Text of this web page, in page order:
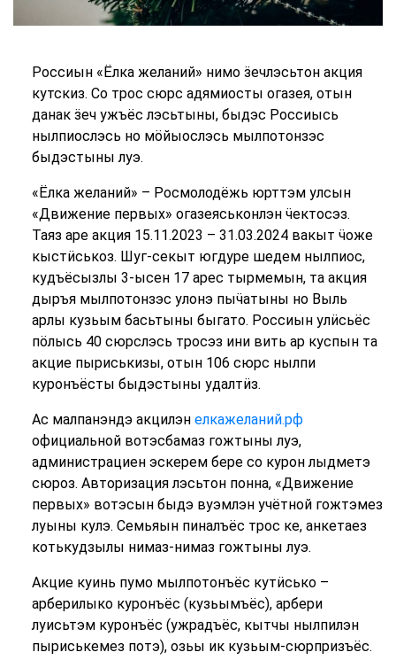
Россиын «Ёлка желаний» нимо ӟечлэсьтон акция
кутскиз. Со трос сюрс адямиосты огазея, отын
данак ӟеч ужъёс лэсьтыны, быдэс Россиысь
нылпиослэсь но мӧйыослэсь мылпотонзэс
быдэстыны луэ.
«Ёлка желаний» – Росмолодёжь юрттэм улсын
«Движение первых» огазеяськонлэн ӵектосэз.
Таяз аре акция 15.11.2023 – 31.03.2024 вакыт ӵоже
кыстӥськоз. Шуг-секыт югдуре шедем нылпиос,
кудъёсызлы 3-ысен 17 арес тырмемын, та акция
дыръя мылпотонзэс улонэ пыӵатыны но Выль
арлы кузьым басьтыны быгато. Россиын улӥсьёс
пӧлысь 40 сюрслэсь тросэз ини вить ар куспын та
акцие пыриськизы, отын 106 сюрс нылпи
куронъёсты быдэстыны удалтӥз.
Ас малпанэндэ акцилэн елкажеланий.рф
официальной вотэсбамаз гожтыны луэ,
администрациен эскерем бере со курон лыдметэ
сюроз. Авторизация лэсьтон понна, «Движение
первых» вотэсын быдэ вуэмлэн учётной гожтэмез
луыны кулэ. Семьяын пиналъёс трос ке, анкетаез
котькудзылы нимаз-нимаз гожтыны луэ.
Акцие куинь пумо мылпотонъёс кутӥсько –
арберилыко куронъёс (кузьымъёс), арбери
луисьтэм куронъёс (ужрадъёс, кытчы нылпилэн
пыриськемез потэ), озьы ик кузьым-сюрпризъёс.